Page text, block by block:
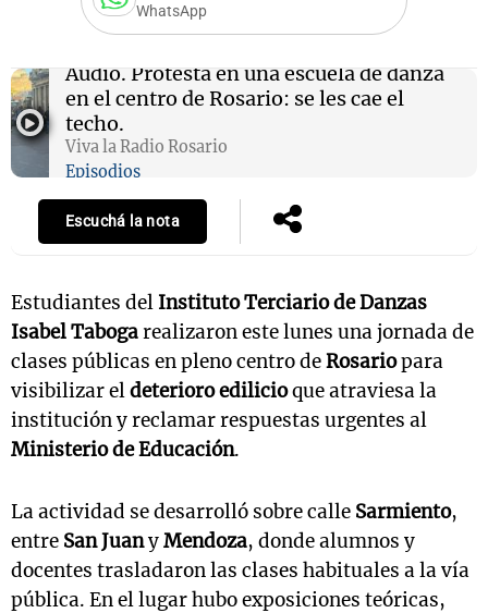
WhatsApp
Audio. Protesta en una escuela de danza
en el centro de Rosario: se les cae el
techo.
Viva la Radio Rosario
Episodios
Escuchá la nota
Estudiantes del Instituto Terciario de Danzas
Isabel Tabogarealizaron este lunes una jornada de
clases públicas en pleno centro deRosariopara
visibilizar eldeterioro edilicioque atraviesa la
institución y reclamar respuestas urgentes al
Ministerio de Educación.
La actividad se desarrolló sobre calle Sarmiento,
entre San JuanyMendoza, donde alumnos y
docentes trasladaron las clases habituales a la vía
pública. En el lugar hubo exposiciones teóricas,